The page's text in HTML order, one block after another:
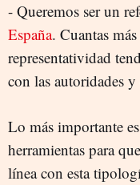
- Queremos ser un
España. Cuantas
representatividad
con las autoridades
Lo más importante
herramientas para
línea con esta